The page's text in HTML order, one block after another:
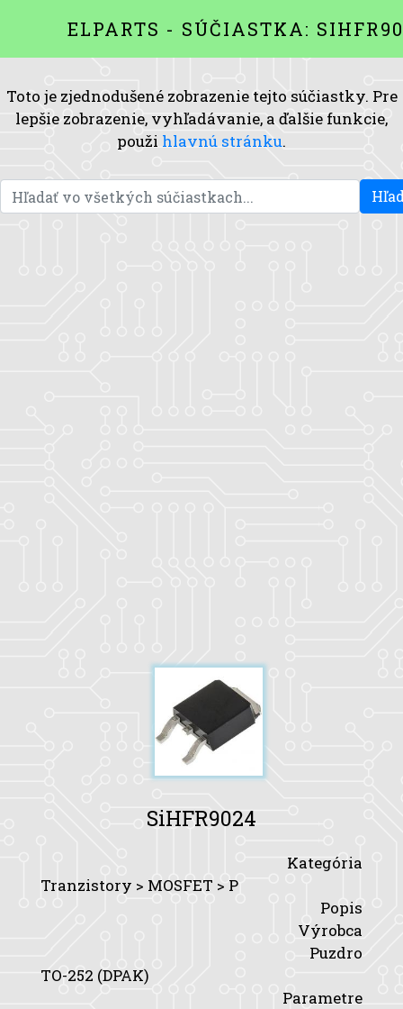
ELPARTS - SÚČIASTKA:
Toto je zjednodušené zobrazenie tejto súčiastky. Pre
lepšie zobrazenie, vyhľadávanie, a ďalšie funkcie,
použi hlavnú stránku.
SiHFR9024
Kategória
Tranzistory > MOSFET > P
Popis
Výrobca
Puzdro
TO-252 (DPAK)
Parametre